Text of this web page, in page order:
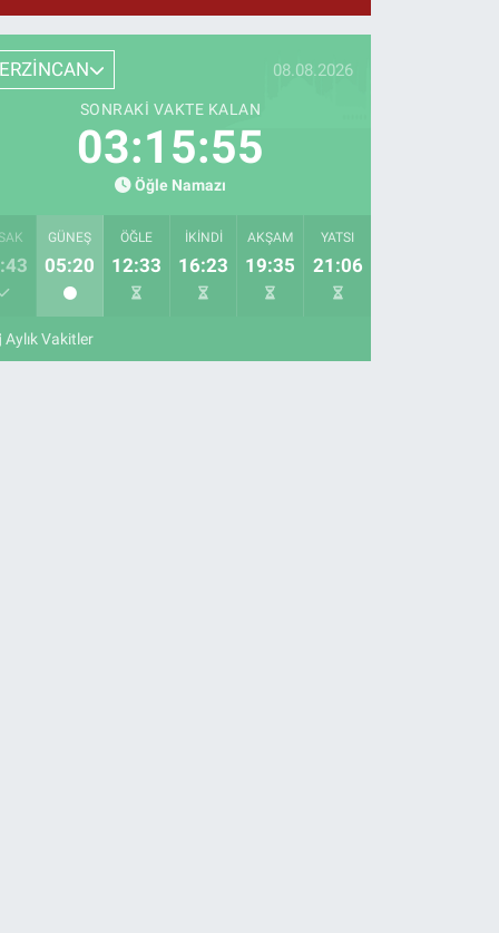
ERZİNCAN 08.08.2026
SONRAKI VAKTE KALAN
03:15:54
Öğle Namazı
GÜNEŞ
05:20
ÖĞLE
12:33
İKINDI
16:23
AKŞAM
19:35
YATSI
21:06
Aylık Vakitler